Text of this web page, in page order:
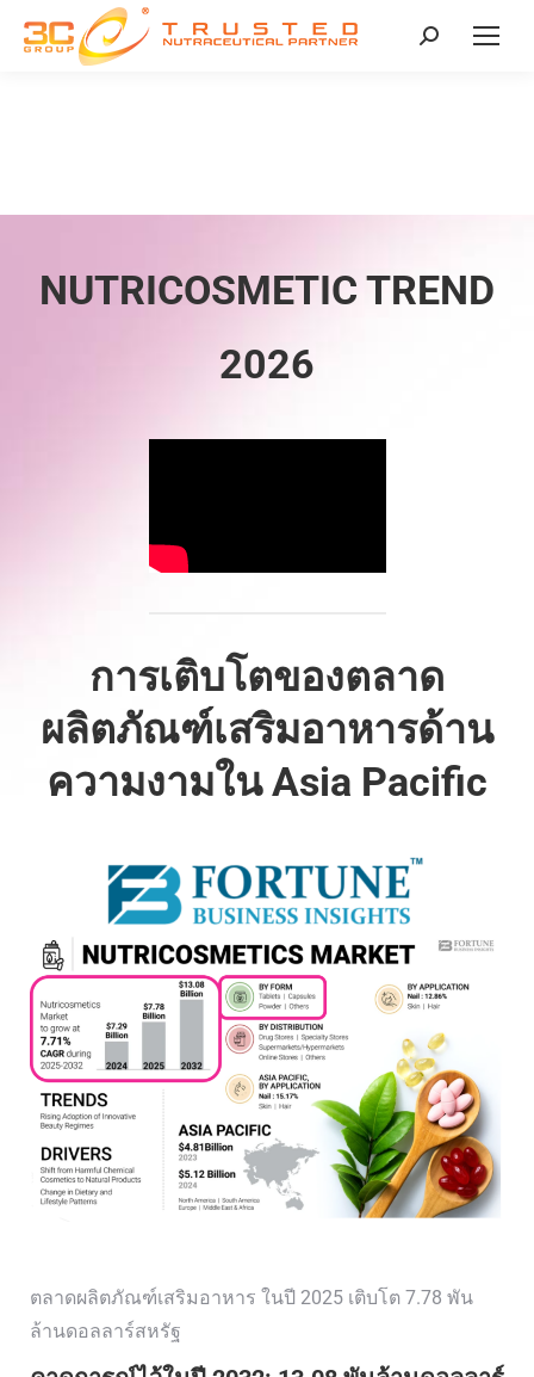
NUTRICOSMETIC TREND
2026
การเติบโตของตลาด
ผลิตภัณฑ์เสริมอาหารด้าน
ความงามใน Asia Pacific
ตลาดผลิตภัณฑ์เสริมอาหาร ในปี 2025 เติบโต 7.78 พัน
ล้านดอลลาร์สหรัฐ